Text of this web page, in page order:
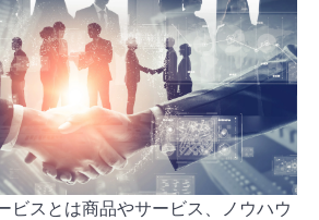
ビスとは商品やサービス、ノウハウ